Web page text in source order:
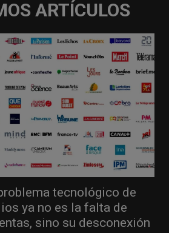
ARTÍCULOS
tecnológico de
ya no es la falta de
sino su desconexión